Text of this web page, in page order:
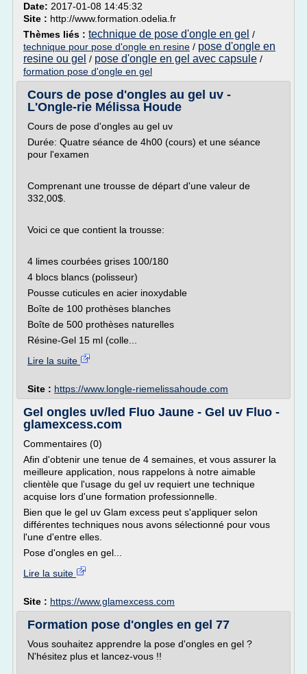
Date: 2017-01-08 14:45:32
Site : http://www.formation.odelia.fr
Thèmes liés : technique de pose d'ongle en gel /
technique pour pose d'ongle en resine / pose d'ongle en
resine ou gel / pose d'ongle en gel avec capsule /
formation pose d'ongle en gel
Cours de pose d'ongles au gel uv -
L'Ongle-rie Mélissa Houde
Cours de pose d'ongles au gel uv
Durée: Quatre séance de 4h00 (cours) et une séance
pour l'examen
Comprenant une trousse de départ d'une valeur de
332,00$.
Voici ce que contient la trousse:
4 limes courbées grises 100/180
4 blocs blancs (polisseur)
Pousse cuticules en acier inoxydable
Boîte de 100 prothèses blanches
Boîte de 500 prothèses naturelles
Résine-Gel 15 ml (colle...
Lire la suite
Site : https://www.longle-riemelissahoude.com
Gel ongles uv/led Fluo Jaune - Gel uv Fluo -
glamexcess.com
Commentaires (0)
Afin d'obtenir une tenue de 4 semaines, et vous assurer la
meilleure application, nous rappelons à notre aimable
clientèle que l'usage du gel uv requiert une technique
acquise lors d'une formation professionnelle.
Bien que le gel uv Glam excess peut s'appliquer selon
différentes techniques nous avons sélectionné pour vous
l'une d'entre elles.
Pose d'ongles en gel...
Lire la suite
Site : https://www.glamexcess.com
Formation pose d'ongles en gel 77
Vous souhaitez apprendre la pose d'ongles en gel ?
N'hésitez plus et lancez-vous !!